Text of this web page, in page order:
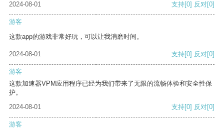
2024-08-01 支持[0] 反对[0]
游客
这款app的游戏非常好玩，可以让我消磨时间。
2024-08-01 支持[0] 反对[0]
游客
这款加速器VPM应用程序已经为我们带来了无限的流畅体验和安全性保
护。
2024-08-01
支持[0] 反对[0]
游客